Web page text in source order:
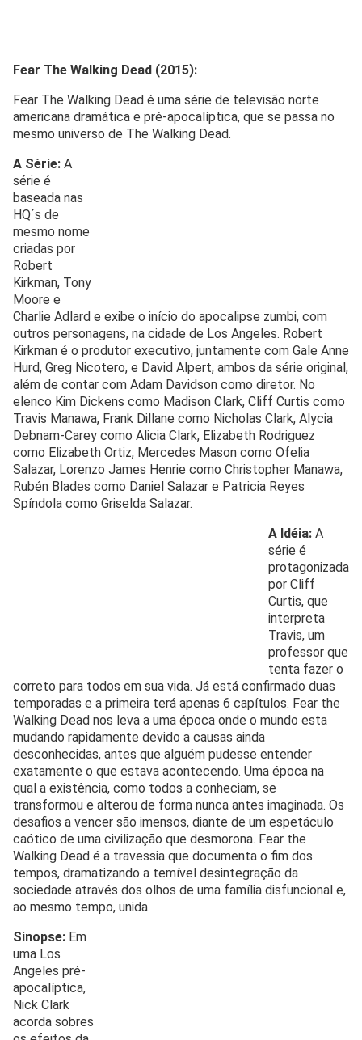
Fear The Walking Dead (2015):
Fear The Walking Dead é uma série de televisão norte
americana dramática e pré-apocalíptica, que se passa no
mesmo universo de The Walking Dead.
A Série: A
série é
baseada nas
HQ´s de
mesmo nome
criadas por
Robert
Kirkman, Tony
Moore e
Charlie Adlard e exibe o início do apocalipse zumbi, com
outros personagens, na cidade de Los Angeles. Robert
Kirkman é o produtor executivo, juntamente com Gale Anne
Hurd, Greg Nicotero, e David Alpert, ambos da série original,
além de contar com Adam Davidson como diretor. No
elenco Kim Dickens como Madison Clark, Cliff Curtis como
Travis Manawa, Frank Dillane como Nicholas Clark, Alycia
Debnam-Carey como Alicia Clark, Elizabeth Rodriguez
como Elizabeth Ortiz, Mercedes Mason como Ofelia
Salazar, Lorenzo James Henrie como Christopher Manawa,
Rubén Blades como Daniel Salazar e Patricia Reyes
Spíndola como Griselda Salazar.
A Idéia: A
série é
protagonizada
por Cliff
Curtis, que
interpreta
Travis, um
professor que
tenta fazer o
correto para todos em sua vida. Já está confirmado duas
temporadas e a primeira terá apenas 6 capítulos. Fear the
Walking Dead nos leva a uma época onde o mundo esta
mudando rapidamente devido a causas ainda
desconhecidas, antes que alguém pudesse entender
exatamente o que estava acontecendo. Uma época na
qual a existência, como todos a conheciam, se
transformou e alterou de forma nunca antes imaginada. Os
desafios a vencer são imensos, diante de um espetáculo
caótico de uma civilização que desmorona. Fear the
Walking Dead é a travessia que documenta o fim dos
tempos, dramatizando a temível desintegração da
sociedade através dos olhos de uma família disfuncional e,
ao mesmo tempo, unida.
Sinopse: Em
uma Los
Angeles pré-
apocalíptica,
Nick Clark
acorda sobres